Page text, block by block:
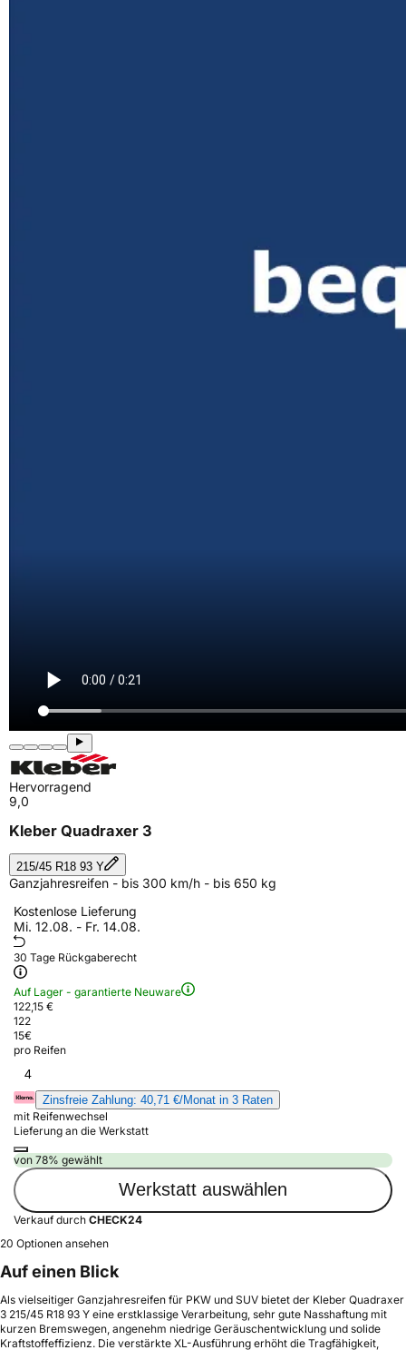
Hervorragend
9,0
Kleber Quadraxer 3
215/45 R18 93 Y
Ganzjahresreifen - bis 300 km/h - bis 650 kg
Kostenlose Lieferung
Mi. 12.08. - Fr. 14.08.
30 Tage Rückgaberecht
Auf Lager - garantierte Neuware
122,15 €
122
15€
pro Reifen
4
Zinsfreie Zahlung: 40,71 €/Monat in 3 Raten
mit Reifenwechsel
Lieferung an die Werkstatt
von 78% gewählt
Werkstatt auswählen
Verkauf durch CHECK24
20 Optionen ansehen
Auf einen Blick
Als vielseitiger Ganzjahresreifen für PKW und SUV bietet der Kleber Quadraxer
3 215/45 R18 93 Y eine erstklassige Verarbeitung, sehr gute Nasshaftung mit
kurzen Bremswegen, angenehm niedrige Geräuschentwicklung und solide
Kraftstoffeffizienz. Die verstärkte XL-Ausführung erhöht die Tragfähigkeit,